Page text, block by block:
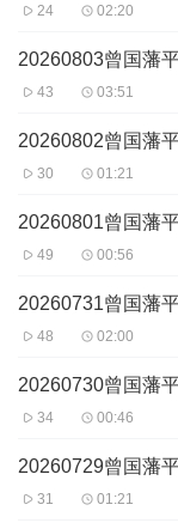
24 02:20
20260803曾国藩
43 03:51
20260802曾国藩
30 01:21
20260801曾国藩
49 00:56
20260731曾国藩
48 02:00
20260730曾国藩
34 00:46
20260729曾国藩
31 01:21